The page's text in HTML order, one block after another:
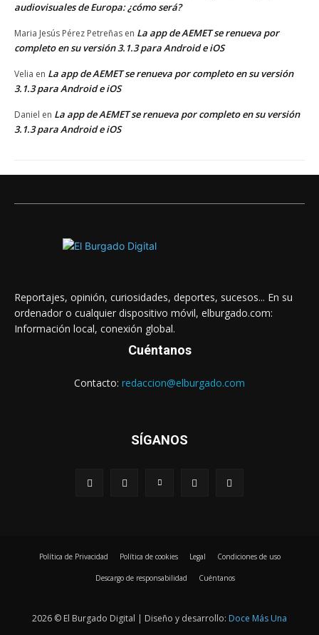
audiovisuales de Europa: ¿cómo será?
Maria Jesús Pérez Petreñas en La app de AEMET se renueva por
completo en su versión 3.1.3 para Android e iOS
Velia en La app de AEMET se renueva por completo en su versión
3.1.3 para Android e iOS
Daniel en La app de AEMET se renueva por completo en su versión
3.1.3 para Android e iOS
Reportajes, opinión, curiosidades, deportes, sucesos... En su
ordenador o cualquier dispositivo móvil, elburgado.com:
Información local, conexión global.
Cuéntanos
Contacto: redaccion@elburgado.com
SÍGANOS
Política de Privacidad Política de cookies Legal Condiciones de uso
Descargo de responsabilidad Cuéntanos
2026 © El Burgado Digital | Diseño y desarrollo: Doce Más Una